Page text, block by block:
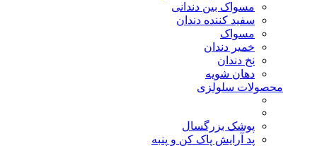
مسواک بین دندانی
سفید کننده دندان
مسواک
خمیر دندان
نخ دندان
دهان شویه
محصولات سلولزی
پوشک بزرگسال
پد آرایش پاک کن و پنبه